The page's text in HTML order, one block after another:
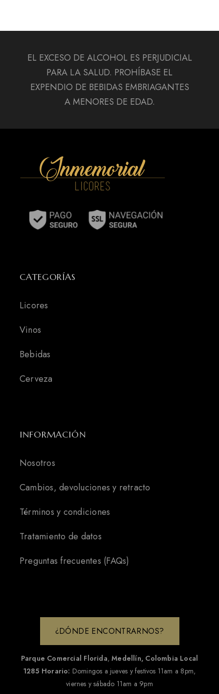
EL EXCESO DE ALCOHOL ES PERJUDICIAL
PARA LA SALUD. PROHÍBASE EL
EXPENDIO DE BEBIDAS EMBRIAGANTES
A MENORES DE EDAD.
CATEGORÍAS
Licores
Vinos
Bebidas
Cerveza
INFORMACIÓN
Nosotros
Cambios, devoluciones y retracto
Términos y condiciones
Tratamiento de datos
Preguntas frecuentes (FAQs)
¿DÓNDE ENCONTRARNOS?
Parque Comercial Florida,Medellín, Colombia Local
1285 Horario: Domingos a jueves y festivos 11am a 8pm,
viernes y sábado 11am a 9pm